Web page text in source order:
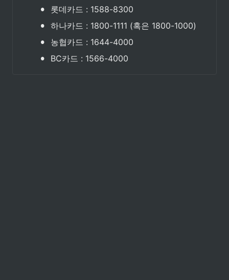
• 롯데카드 : 1588-8300
• 하나카드 : 1800-1111 (혹은 1800-1000)
• 농협카드 : 1644-4000
• BC카드 : 1566-4000